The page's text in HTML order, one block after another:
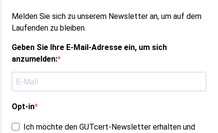
Melden Sie sich zu unserem Newsletter an, um auf dem
Laufenden zu bleiben.
Geben Sie Ihre E-Mail-Adresse ein, um sich
anzumelden:
Opt-in
Ich möchte den GUTcert-Newsletter erhalten und